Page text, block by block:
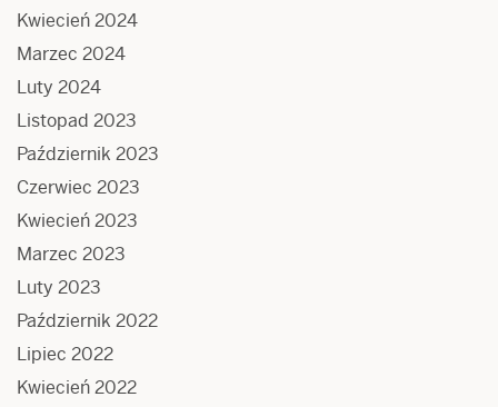
Kwiecień 2024
Marzec 2024
Luty 2024
Listopad 2023
Październik 2023
Czerwiec 2023
Kwiecień 2023
Marzec 2023
Luty 2023
Październik 2022
Lipiec 2022
Kwiecień 2022